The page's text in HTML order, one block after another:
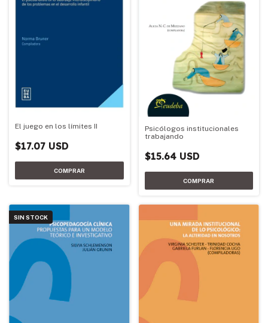
El juego en los límites II
$17.07 USD
Psicólogos institucionales
trabajando
$15.64 USD
SIN STOCK